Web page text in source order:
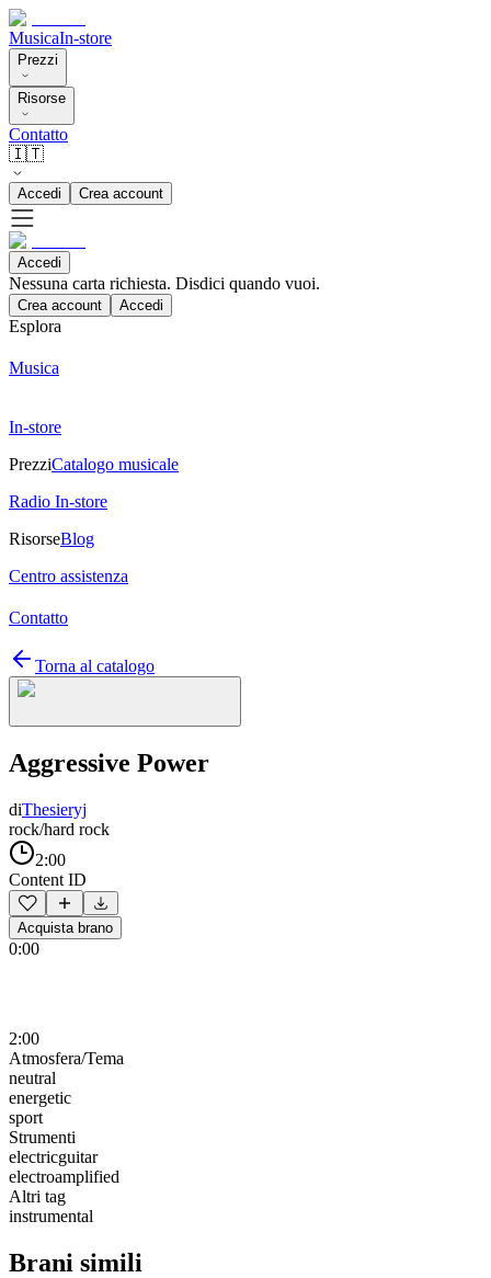
MusicaIn-store
Prezzi
Risorse
Contatto
🇮🇹
Accedi Crea account
Accedi
Nessuna carta richiesta. Disdici quando vuoi.
Crea account Accedi
Esplora
Musica
In-store
PrezziCatalogo musicale
Radio In-store
RisorseBlog
Centro assistenza
Contatto
Torna al catalogo
Aggressive Power
diThesieryj
rock/hard rock
2:00
Content ID
Acquista brano
0:00
2:00
Atmosfera/Tema
neutral
energetic
sport
Strumenti
electricguitar
electroamplified
Altri tag
instrumental
Brani simili